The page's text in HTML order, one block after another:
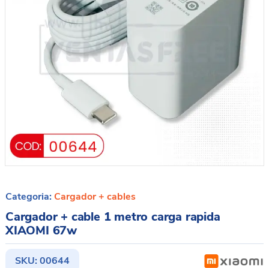
Categoria: Cargador + cables
Cargador + cable 1 metro carga rapida
XIAOMI 67w
SKU: 00644